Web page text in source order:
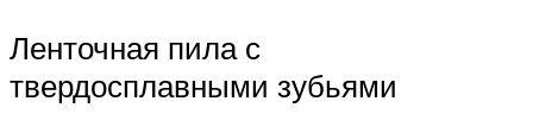
Ленточная пила с
твердосплавными зубьями